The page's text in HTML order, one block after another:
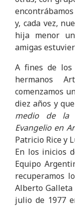
y, cada vez,
hija menor
amigas
A fines de los
hermanos
comenzamos
diez años y
medio de la
Evangelio en
Patricio Rice y
En los inicios
Equipo
recuperamos
Alberto
julio de 1977